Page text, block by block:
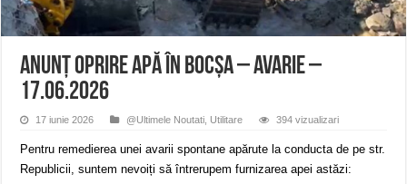
ANUNŢ OPRIRE APĂ în CARANSEBEȘ avarie
ANUNȚ OPRIRE APĂ în Reșița, cartier Țerova – avarie – 04.08.2026
ANUNŢ OPRIRE APĂ în Bocșa – avarie –
17.06.2026
17 iunie 2026 @Ultimele Noutati Utilitare 394 vizualizari
Pentru remedierea unei avarii spontane apărute la conducta de pe str.
Republicii, suntem nevoiți să întrerupem furnizarea apei astăzi: